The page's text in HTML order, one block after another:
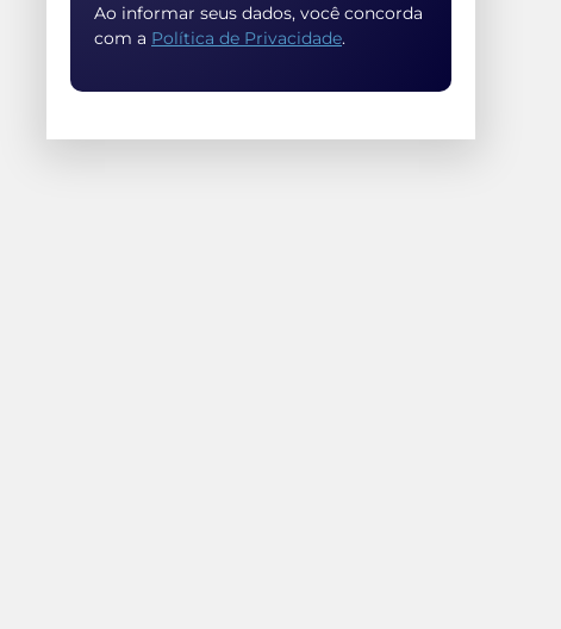
Ao informar seus dados, você concorda
com a Política de Privacidade.